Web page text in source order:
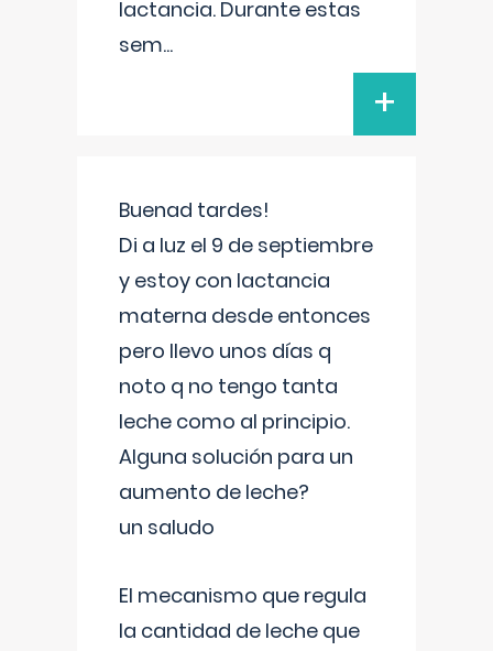
lactancia. Durante estas
sem...
+
Buenad tardes!
Di a luz el 9 de septiembre
y estoy con lactancia
materna desde entonces
pero llevo unos días q
noto q no tengo tanta
leche como al principio.
Alguna solución para un
aumento de leche?
un saludo
El mecanismo que regula
la cantidad de leche que